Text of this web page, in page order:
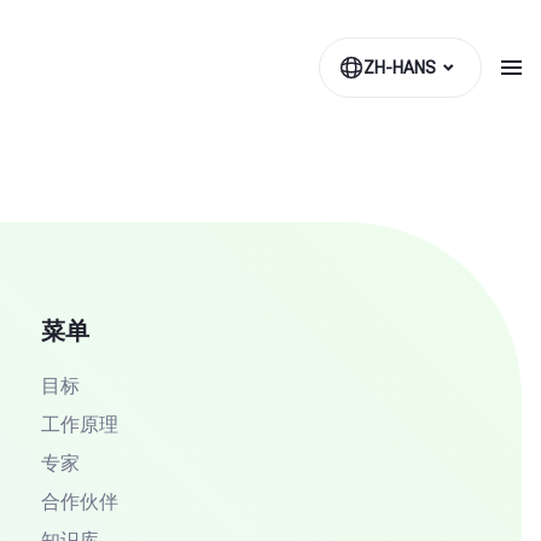
ZH-HANS
菜单
目标
工作原理
专家
合作伙伴